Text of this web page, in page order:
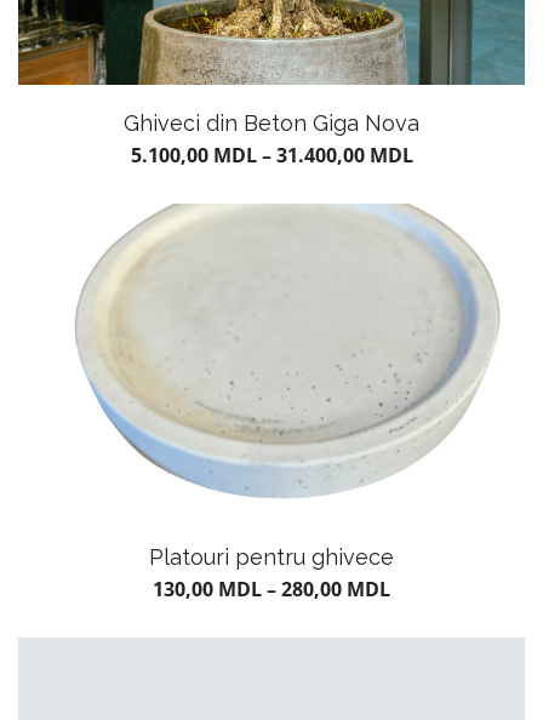
Ghiveci din Beton Giga Nova
5.100,00 MDL–31.400,00 MDL
Platouri pentru ghivece
130,00 MDL–280,00 MDL